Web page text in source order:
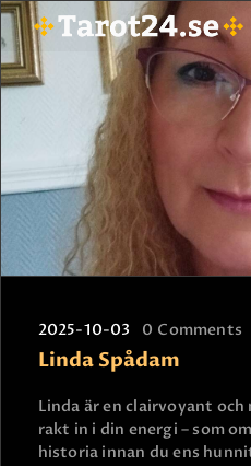
HEM
ASTROLOGI
TAROT
SPÅDAM-
JOBBA SOM
BETALNING
FAQ
KONTAKTA
2025-10-03 0 Comments
Linda Spådam
Linda är en clairvoyant
rakt in i din energi – som
historia innan du ens